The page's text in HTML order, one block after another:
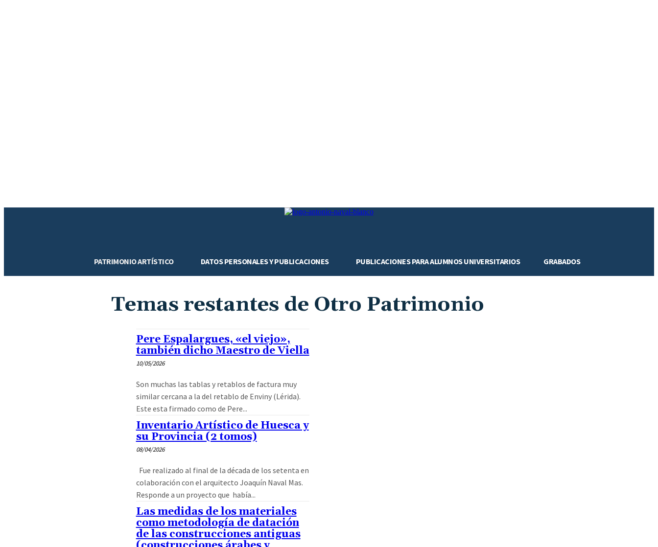
PATRIMONIO ARTÍSTICO DATOS PERSONALES Y PUBLICACIONES PUBLICACIONES PARA ALUMNOS UNIVERSITARIOS GRABADOS
Temas restantes de Otro Patrimonio
Pere Espalargues, «el viejo»,
también dicho Maestro de Viella
10/05/2026
Son muchas las tablas y retablos de factura muy
similar cercana a la del retablo de Enviny (Lérida).
Este esta firmado como de Pere...
Inventario Artístico de Huesca y
su Provincia (2 tomos)
08/04/2026
colaboración con el arquitecto Joaquín Naval Mas.
Responde a un proyecto que había...
Las medidas de los materiales
como metodología de datación
de las construcciones antiguas